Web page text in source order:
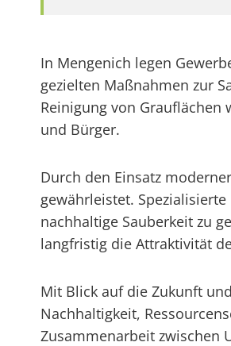
In Mengenich legen
gezielten Maßnahmen zur
Reinigung von
und Bürger.
Durch den Einsatz
gewährleistet.
nachhaltige Sauberkeit zu
langfristig die Attraktivität
Mit Blick auf die Zukunft
Nachhaltigkeit,
Zusammenarbeit zwischen